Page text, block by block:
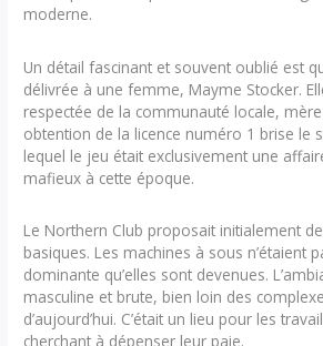
moderne.
Un détail fascinant et souvent oublié est
délivrée à une femme, Mayme Stocker.
respectée de la communauté locale,
obtention de la licence numéro 1 brise le
lequel le jeu était exclusivement une
mafieux à cette époque.
Le Northern Club proposait initialement
basiques. Les machines à sous n’étaient
dominante qu’elles sont devenues.
masculine et brute, bien loin des
d’aujourd’hui. C’était un lieu pour les
cherchant à dépenser leur paie.